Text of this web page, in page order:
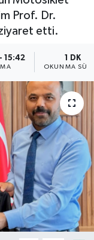
Prof. Dr.
ziyaret etti.
15:42 1 DK
OKUNMA